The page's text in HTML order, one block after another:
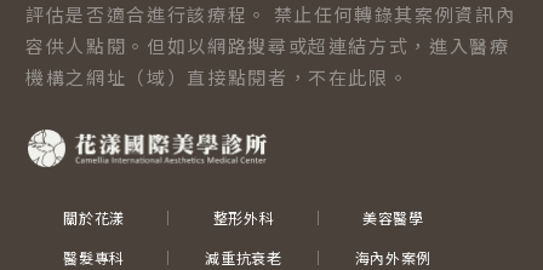
評估是否適合進行該療程。 禁止任何轉錄其案例資訊內
容供人點閱。但如以網路搜尋或超連結方式，進入醫療
機構之網址（域）直接點閱者，不在此限。
關於花漾 整形外科
美容醫學
醫髮專科
減重抗衰老
海內外案例